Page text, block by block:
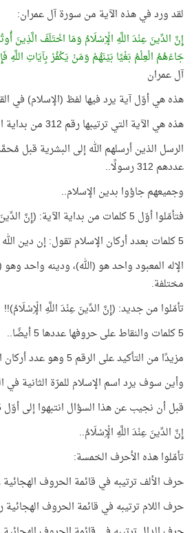
لقد ورد في هذه الآية من سورة آل عمران:
إِنَّ الدِّينَ عِنْدَ اللَّهِ الْإِسْلَامُ وَمَا اخْتَلَفَ الَّذِينَ
جَاءَهُمُ الْعِلْمُ بَغْيًا بَيْنَهُمْ وَمَنْ يَكْفُرْ بِآيَاتِ اللَّهِ
آل عمران
هذه هي أوّل آية يرد فيها لفظ (الإسلام) في
هذه هي الآية التي ترتيبها رقم 312 من بداية المصحف!
الرسل الذين أرسلهم الله إلى البشرية قبل
عددهم 312 رسولًا..
وجميعهم جاؤوا بدين الإسلام..
فتأمّلوا أوّل 5 كلمات من بداية الآية: (إِنَّ الدِّينَ عِنْدَ اللَّهِ الْإِسْلَامُ)!!
5 كلمات بعدد أركان الإسلام تقول: إن دين الله واحد هو (الإسلام)!
الإله المعبود واحد هو (الله)، ودينه واحد
مختلفة.
تأمّلوا من جديد: (إِنَّ الدِّينَ عِنْدَ اللَّهِ الْإِسْلَامُ)!!
5 كلمات والنقاط على حروفها عددها 5 أيضًا..
مزيدًا من التأكيد على الرقم 5 وهو عدد أركان الإسلام!
وأين سوف يرد اسم الإسلام للمرّة الثانية في
قبل أن نجيب عن هذا السؤال انتبهوا إلى أوّل 5 كلمات في الآية:
إِنَّ الدِّينَ عِنْدَ اللَّهِ الْإِسْلَامُ..
تأمّلوا هذه الأحرف الخمسة:
حرف الألف ترتيبه في قائمة الحروف الهجائية
حرف اللام ترتيبه في قائمة الحروف الهجائية